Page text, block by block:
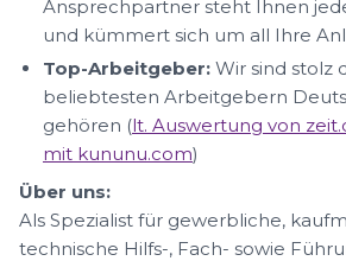
Ansprechpartner steht Ihnen
und kümmert sich um all Ihre
Top-Arbeitgeber: Wir sind stolz
beliebtesten Arbeitgebern
gehören (lt. Auswertung von
mit kununu.com)
Über uns:
Als Spezialist für gewerbliche,
technische Hilfs-, Fach- sowie